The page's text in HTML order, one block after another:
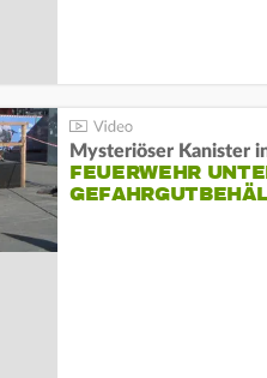
Mysteriöser Kanister
FEUERWEHR